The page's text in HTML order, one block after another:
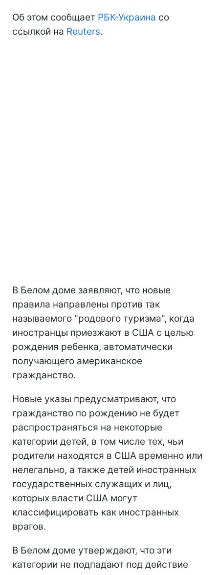
Об этом сообщает РБК-Украина со
ссылкой на Reuters.
В Белом доме заявляют, что новые
правила направлены против так
называемого "родового туризма", когда
иностранцы приезжают в США с целью
рождения ребенка, автоматически
получающего американское
гражданство.
Новые указы предусматривают, что
гражданство по рождению не будет
распространяться на некоторые
категории детей, в том числе тех, чьи
родители находятся в США временно или
нелегально, а также детей иностранных
государственных служащих и лиц,
которых власти США могут
классифицировать как иностранных
врагов.
В Белом доме утверждают, что эти
категории не подпадают под действие